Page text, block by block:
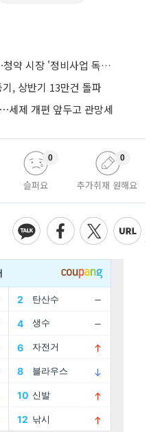
"완성된 인프라에 몰린다"⋯청약 시장 '정비사업 독주' 42배 격차
, 상반기 13만건 돌파
세제 개편 앞두고 관망세
슬퍼요
0
추가취재 원해요
0